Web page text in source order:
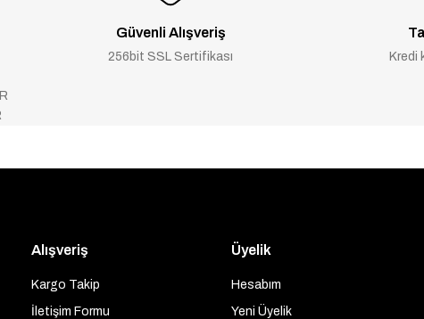
Güvenli Alışveriş
256bit SSL Sertifikası Kredi
Alışveriş
Kargo Takip
İletişim Formu
Üyelik
Hesabım
Yeni Üyelik